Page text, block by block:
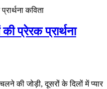
प्रेरक प्रार्थना
की जोड़ी, दूसरों के दिलों में प्यार